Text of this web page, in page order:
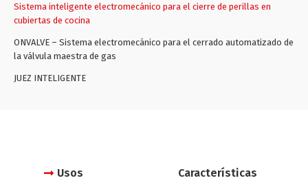
Sistema inteligente electromecánico para el cierre de perillas en
cubiertas de cocina
ONVALVE – Sistema electromecánico para el cerrado automatizado de
la válvula maestra de gas
JUEZ INTELIGENTE
Usos Características